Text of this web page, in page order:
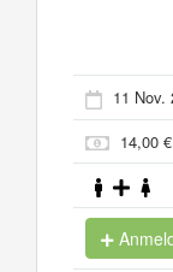
11 Nov.
14,00